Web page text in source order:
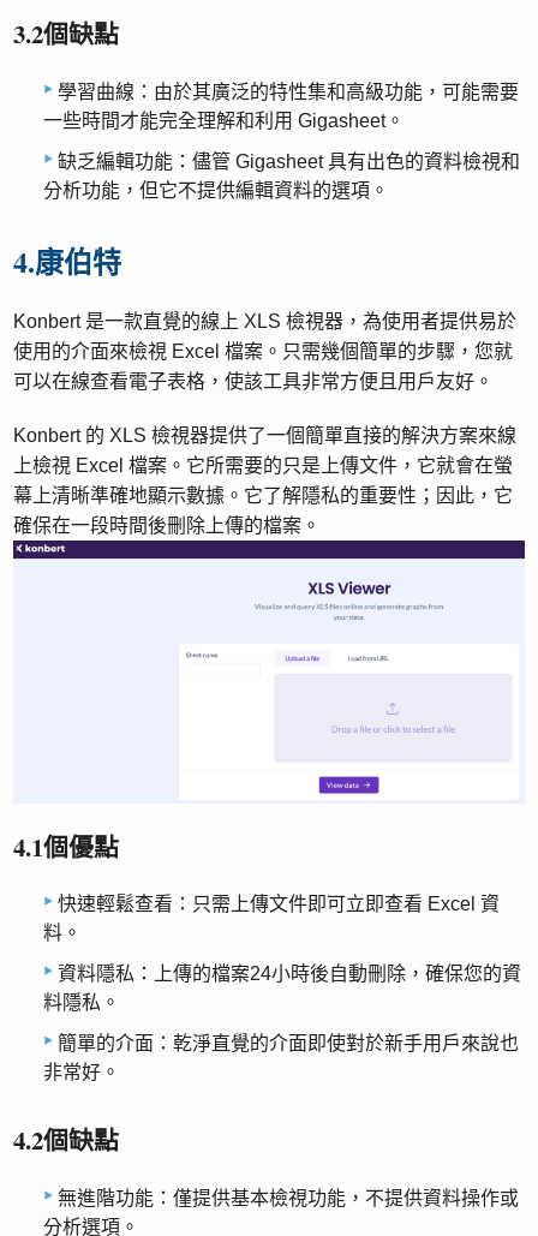
3.2個缺點
學習曲線：由於其廣泛的特性集和高級功能，可能需要
一些時間才能完全理解和利用 Gigasheet。
缺乏編輯功能：儘管 Gigasheet 具有出色的資料檢視和
分析功能，但它不提供編輯資料的選項。
4.康伯特
Konbert 是一款直覺的線上 XLS 檢視器，為使用者提供易於
使用的介面來檢視 Excel 檔案。只需幾個簡單的步驟，您就
可以在線查看電子表格，使該工具非常方便且用戶友好。
Konbert 的 XLS 檢視器提供了一個簡單直接的解決方案來線
上檢視 Excel 檔案。它所需要的只是上傳文件，它就會在螢
幕上清晰準確地顯示數據。它了解隱私的重要性；因此，它
確保在一段時間後刪除上傳的檔案。
4.1個優點
快速輕鬆查看：只需上傳文件即可立即查看 Excel 資
料。
資料隱私：上傳的檔案24小時後自動刪除，確保您的資
料隱私。
簡單的介面：乾淨直覺的介面即使對於新手用戶來說也
非常好。
4.2個缺點
無進階功能：僅提供基本檢視功能，不提供資料操作或
分析選項。